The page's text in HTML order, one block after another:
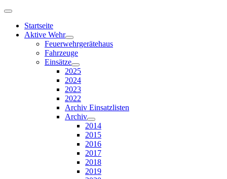
Startseite
Aktive Wehr
Feuerwehrgerätehaus
Fahrzeuge
Einsätze
2025
2024
2023
2022
Archiv Einsatzlisten
Archiv
2014
2015
2016
2017
2018
2019